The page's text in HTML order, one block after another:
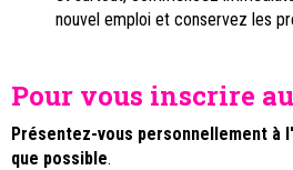
nouvel emploi et conservez les
Pour vous inscrire
Présentez-vous personnellement à
que possible.